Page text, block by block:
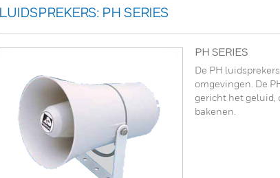
LUIDSPREKERS: PH SERIES
PH SERIES
De PH
omgevingen. De
gericht het geluid,
bakenen.